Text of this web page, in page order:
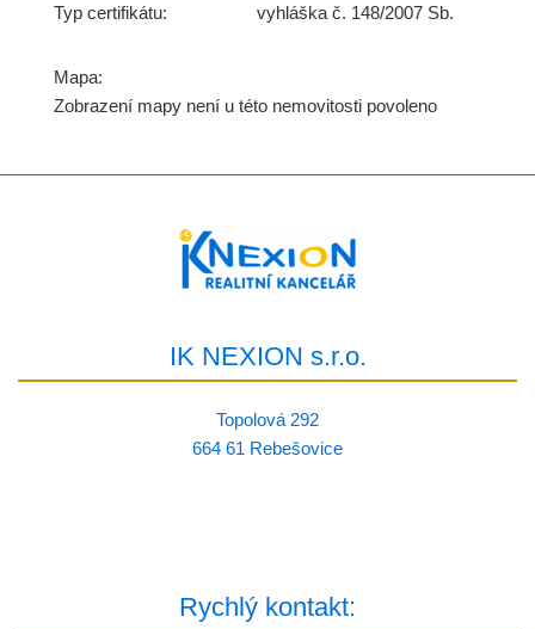
Typ certifikátu:
vyhláška č. 148/2007 Sb.
Mapa:
Zobrazení mapy není u této nemovitosti povoleno
IK NEXION s.r.o.
Topolová 292
664 61 Rebešovice
Rychlý kontakt: